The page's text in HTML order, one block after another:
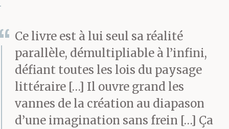
Ce livre est à lui seul sa réalité
parallèle, démultipliable à l’infini,
défiant toutes les lois du paysage
littéraire […] Il ouvre grand les
vannes de la création au diapason
d’une imagination sans frein […] Ça